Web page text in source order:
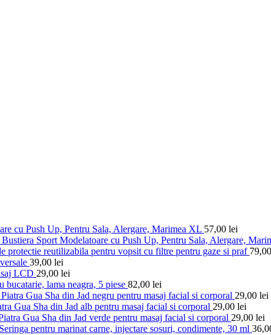
cu Push Up, Pentru Sala, Alergare, Marimea XL 57,00 lei
Bustiera Sport Modelatoare cu Push Up, Pentru Sala, Alergare,
protectie reutilizabila pentru vopsit cu filtre pentru gaze si praf 79,00
39,00 lei
LCD 29,00 lei
bucatarie, lama neagra, 5 piese 82,00 lei
Piatra Gua Sha din Jad negru pentru masaj facial si corporal 29,00 lei
Gua Sha din Jad alb pentru masaj facial si corporal 29,00 lei
Gua Sha din Jad verde pentru masaj facial si corporal 29,00 lei
Seringa pentru marinat carne, injectare sosuri, condimente, 30 ml